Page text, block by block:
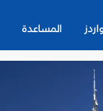
المساعدة